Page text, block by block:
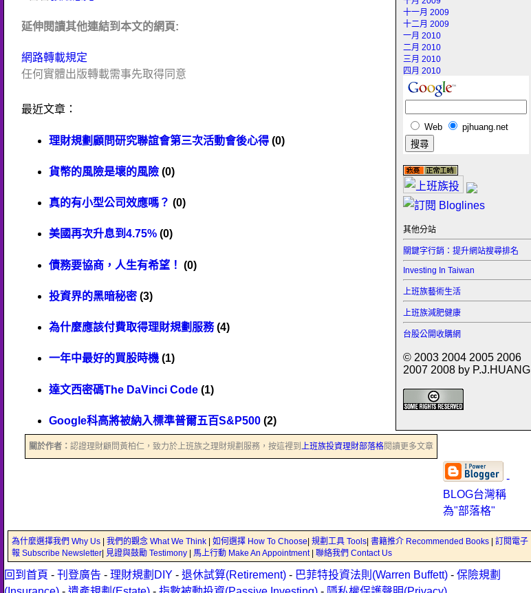
十一月 2009
十二月 2009
一月 2010
二月 2010
三月 2010
四月 2010
Web pjhuang.net
其他分站
關鍵字行銷：提升網站搜尋排名
Investing In Taiwan
上班族藝術生活
上班族減肥健康
台股公開收購網
© 2003 2004 2005 2006
2007 2008 by P.J.HUANG
延伸閱讀其他連結到本文的網頁:
關於作者： 認證理財顧問黃柏仁，致力於上班族之理財規劃服務，按這裡到 上班族投資理財部落格閱讀更多文章
網路轉載規定
任何實體出版轉載需事先取得同意
最近文章：
理財規劃顧問研究聯誼會第三次活動會後心得 (0)
貨幣的風險是壞的風險 (0)
真的有小型公司效應嗎？ (0)
美國再次升息到4.75% (0)
債務要協商，人生有希望！ (0)
投資界的黑暗秘密 (3)
為什麼應該付費取得理財規劃服務(4)
一年中最好的買股時機 (1)
達文西密碼The DaVinci Code (1)
Google科高將被納入標準普爾五百S&P500 (2)
-
BLOG台灣稱
為"部落格"
為什麼選擇我們 Why Us 我們的觀念 What We Think 如何選擇 How To Choose 規劃工具 Tools 書籍推介 Recommended Books
訂閱電子
報 Subscribe Newsletter 見證與鼓勵 Testimony 馬上行動 Make An Appointment 聯絡我們 Contact Us
回到首頁 - 刊登廣告 - 理財規劃DIY - 退休試算(Retirement) - 巴菲特投資法則(Warren Buffett) - 保險規劃